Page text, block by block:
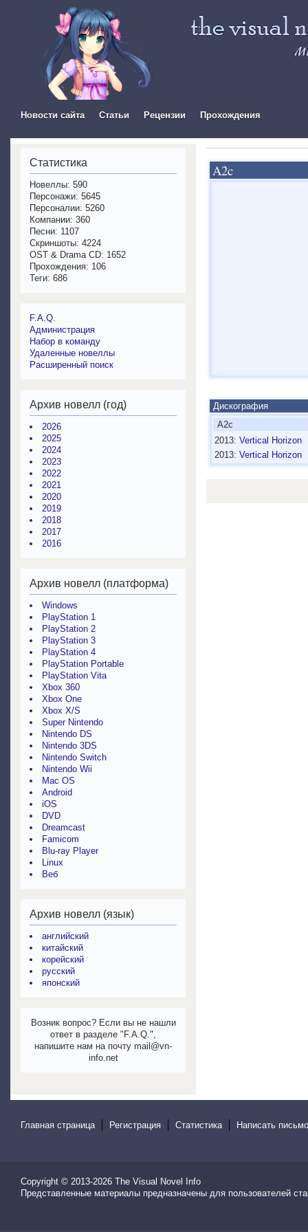
Новости сайта Статьи Рецензии Прохождения
A2c
Дискография
A2c
2013: Vertical Horizon
2013: Vertical Horizon
Статистика
Новеллы: 590
Персонажи: 5645
Персоналии: 5260
Компании: 360
Песни: 1107
Скриншоты: 4224
OST & Drama CD: 1652
Прохождения: 106
Теги: 686
F.A.Q.
Администрация
Набор в команду
Удаленные новеллы
Расширенный поиск
Архив новелл (год)
2026
2025
2024
2023
2022
2021
2020
2019
2018
2017
2016
Архив новелл (платформа)
Windows
PlayStation 1
PlayStation 2
PlayStation 3
PlayStation 4
PlayStation Portable
PlayStation Vita
Xbox 360
Xbox One
Xbox X/S
Super Nintendo
Nintendo DS
Nintendo 3DS
Nintendo Switch
Nintendo Wii
Mac OS
Android
iOS
DVD
Dreamcast
Famicom
Blu-ray Player
Linux
Веб
Архив новелл (язык)
английский
китайский
корейский
русский
японский
Возник вопрос? Если вы не нашли
ответ в разделе "F.A.Q.",
напишите нам на почту mail@vn-
info.net
Главная страница Регистрация Статистика Написать
Copyright © 2013-2026 The Visual Novel Info
Представленные материалы предназначены для пользователей